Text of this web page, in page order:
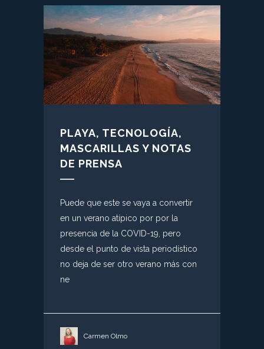
PLAYA, TECNOLOGÍA,
MASCARILLAS Y NOTAS
DE PRENSA
Puede que este se vaya a convertir
en un verano atípico por por la
presencia de la COVID-19, pero
desde el punto de vista periodístico
no deja de ser otro verano más con
ne
Carmen Olmo